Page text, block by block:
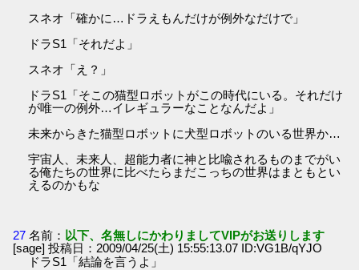
スネオ「確かに…ドラえもんだけが例外なだけで」
ドラS1「それだよ」
スネオ「え？」
ドラS1「そこの猫型ロボットがこの時代にいる。それだけ
が唯一の例外…イレギュラーなことなんだよ」
未来からきた猫型ロボットに犬型ロボットのいる世界か…
宇宙人、未来人、超能力者に神と比喩されるものまでがい
る俺たちの世界に比べたらまだこっちの世界はまともとい
えるのかもな
27 名前： 以下、名無しにかわりましてVIPがお送りします
[sage] 投稿日：2009/04/25(土) 15:55:13.07 ID:VG1B/qYJO
ドラS1「結論を言うよ」